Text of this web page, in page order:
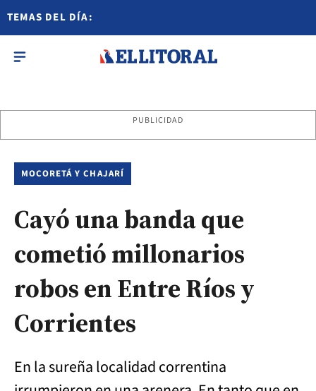
TEMAS DEL DÍA:
PUBLICIDAD
MOCORETÁ Y CHAJARÍ
Cayó una banda que
cometió millonarios
robos en Entre Ríos y
Corrientes
En la sureña localidad correntina